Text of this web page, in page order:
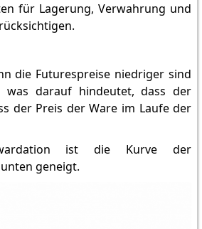
für Lagerung, Verwahrung und
die Futurespreise niedriger sind
was darauf hindeutet, dass der
der Preis der Ware im Laufe der
ist die Kurve der
geneigt.